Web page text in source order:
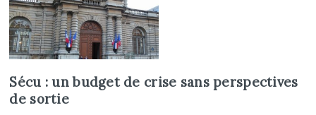
Sécu : un budget de crise sans perspectives
de sortie